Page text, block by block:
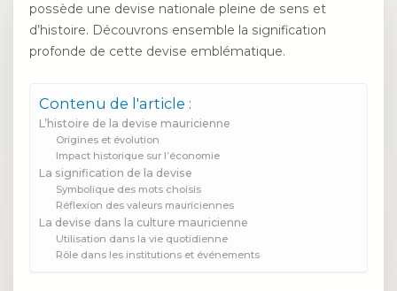
possède une devise nationale pleine de sens et
d’histoire. Découvrons ensemble la signification
profonde de cette devise emblématique.
Contenu de l'article :
L’histoire de la devise mauricienne
Origines et évolution
Impact historique sur l’économie
La signification de la devise
Symbolique des mots choisis
Réflexion des valeurs mauriciennes
La devise dans la culture mauricienne
Utilisation dans la vie quotidienne
Rôle dans les institutions et événements